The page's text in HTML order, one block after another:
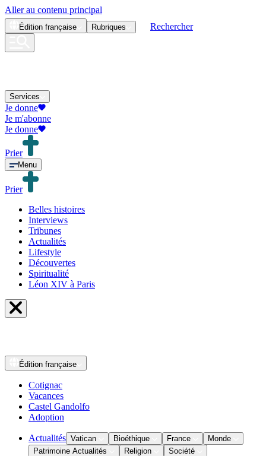
Aller au contenu principal
Édition française Rubriques Rechercher
Services
Je donne
Je m'abonne
Je donne
Prier
Menu
Prier
Belles histoires
Interviews
Tribunes
Actualités
Lifestyle
Découvertes
Spiritualité
Léon XIV à Paris
Édition française
Cotignac
Vacances
Castel Gandolfo
Adoption
Actualités Vatican Bioéthique France
Monde
Patrimoine Actualités
Religion Société